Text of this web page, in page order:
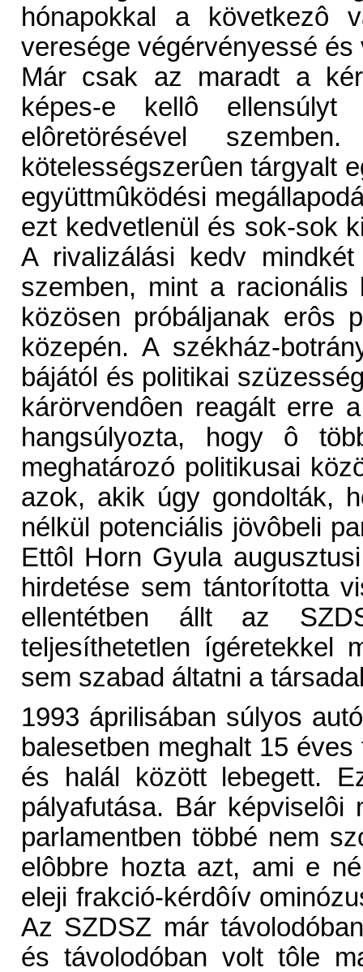
hónapokkal a következô
veresége végérvényessé
Már csak az maradt a
képes-e kellô
elôretörésével
kötelességszerûen tárgyalt
együttmûködési
ezt kedvetlenül és sok-sok
A rivalizálási kedv
szemben, mint a racionális
közösen próbáljanak erôs
közepén. A székház-
bájától és politikai
kárörvendôen reagált erre
hangsúlyozta, hogy ô
meghatározó politikusai
azok, akik úgy gondolták,
nélkül potenciális jövôbeli
Ettôl Horn Gyula
hirdetése sem tántorította
ellentétben állt az
teljesíthetetlen ígéretekkel
sem szabad áltatni a
1993 áprilisában súlyos
balesetben meghalt 15
és halál között lebegett.
pályafutása. Bár
parlamentben többé nem
elôbbre hozta azt, ami e
eleji frakció-kérdôív
Az SZDSZ már
és távolodóban volt tôle